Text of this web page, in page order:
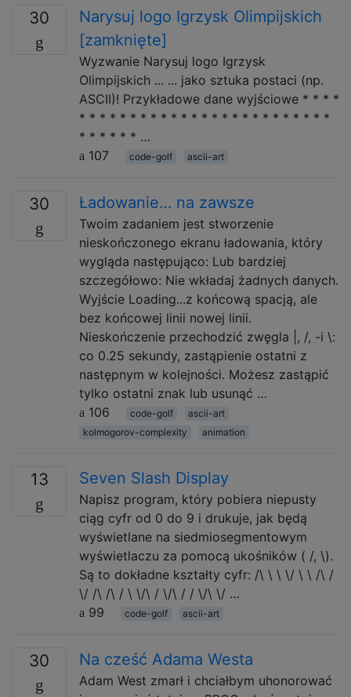
30
Narysuj logo Igrzysk Olimpijskich
[zamknięte]
Wyzwanie Narysuj logo Igrzysk
Olimpijskich ... ... jako sztuka postaci (np.
ASCII)! Przykładowe dane wyjściowe * * * *
* * * * * * * * * * * * * * * * * * * * * * * * *
* * * * * * …
107
code-golf ascii-art
30 Ładowanie… na zawsze
Twoim zadaniem jest stworzenie
nieskończonego ekranu ładowania, który
wygląda następująco: Lub bardziej
szczegółowo: Nie wkładaj żadnych danych.
Wyjście Loading...z końcową spacją, ale
bez końcowej linii nowej linii.
Nieskończenie przechodzić zwęgla |, /, -i \:
co 0.25 sekundy, zastąpienie ostatni z
następnym w kolejności. Możesz zastąpić
tylko ostatni znak lub usunąć …
106
code-golf
ascii-art
kolmogorov-complexity
animation
13 Seven Slash Display
Napisz program, który pobiera niepusty
ciąg cyfr od 0 do 9 i drukuje, jak będą
wyświetlane na siedmiosegmentowym
wyświetlaczu za pomocą ukośników ( /, \).
Są to dokładne kształty cyfr: /\ \ \ \/ \ \ /\ /
\/ /\ /\ / \ \/\ / \/\ / / \/\ \/ …
99
code-golf ascii-art
30 Na cześć Adama Westa
Adam West zmarł i chciałbym uhonorować